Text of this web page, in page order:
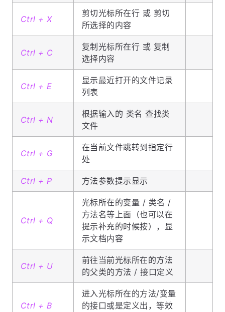
Ctrl + X
剪切光标所在行 或 剪切
所选择的内容
Ctrl + C
复制光标所在行 或 复制
选择内容
Ctrl + E
显示最近打开的文件记录
列表
Ctrl + N
根据输入的 类名 查找类
文件
Ctrl + G
在当前文件跳转到指定行
处
Ctrl + P 方法参数提示显示
Ctrl + Q
光标所在的变量 / 类名 /
方法名等上面（也可以在
提示补充的时候按），显
示文档内容
Ctrl + U
前往当前光标所在的方法
的父类的方法 / 接口定义
Ctrl + B
进入光标所在的方法/变量
的接口或是定义出，等效